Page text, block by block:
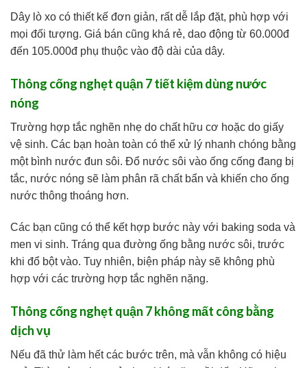
Dây lò xo có thiết kế đơn giản, rất dễ lắp đặt, phù hợp với
mọi đối tượng. Giá bán cũng khá rẻ, dao động từ 60.000đ
đến 105.000đ phụ thuộc vào độ dài của dây.
Thông cống nghẹt quận 7 tiết kiệm dùng nước
nóng
Trường hợp tắc nghẽn nhẹ do chất hữu cơ hoặc do giấy
vệ sinh. Các bạn hoàn toàn có thể xử lý nhanh chóng bằng
một bình nước đun sôi. Đổ nước sôi vào ống cống đang bị
tắc, nước nóng sẽ làm phân rã chất bẩn và khiến cho ống
nước thông thoáng hơn.
Các bạn cũng có thể kết hợp bước này với baking soda và
men vi sinh. Tráng qua đường ống bằng nước sôi, trước
khi đổ bột vào. Tuy nhiên, biện pháp này sẽ không phù
hợp với các trường hợp tắc nghẽn nặng.
Thông cống nghẹt quận 7 không mất công bằng
dịch vụ
Nếu đã thử làm hết các bước trên, mà vẫn không có hiệu